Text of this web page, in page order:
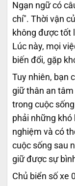
Ngạn ngữ có
chí". Thời vận
không được tốt
Lúc này, mọi
biến đổi, gặp
Tuy nhiên, bạn
giữ thân an tâm
trong cuộc
phải những khó
nghiệm và có
cuộc sống sau
giữ được sự
Chủ biển số xe